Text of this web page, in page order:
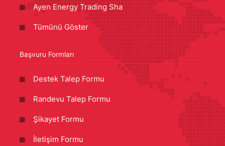
Ayen Energy Trading Sha
Tümünü Göster
Başvuru Formları
Destek Talep Formu
Randevu Talep Formu
Şikayet Formu
İletişim Formu